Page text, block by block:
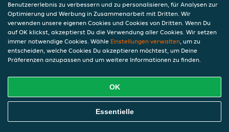
Benutzererlebnis zu verbessern und zu personalisieren, für Analysen zur
Optimierung und Werbung in Zusammenarbeit mit Dritten. Wir
verwenden unsere eigenen Cookies und Cookies von Dritten. Wenn Du
auf OK klickst, akzeptierst Du die Verwendung aller Cookies. Wir setzen
immer notwendige Cookies. Wähle Einstellungen verwalten, um zu
entscheiden, welche Cookies Du akzeptieren möchtest, um Deine
Präferenzen anzupassen und um weitere Informationen zu finden.
OK
Essentielle